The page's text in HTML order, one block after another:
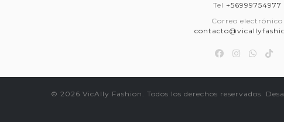
Tel +56999754977
Correo electrónico
© 2026 VicAlly Fashion. Todos los derechos reservados.